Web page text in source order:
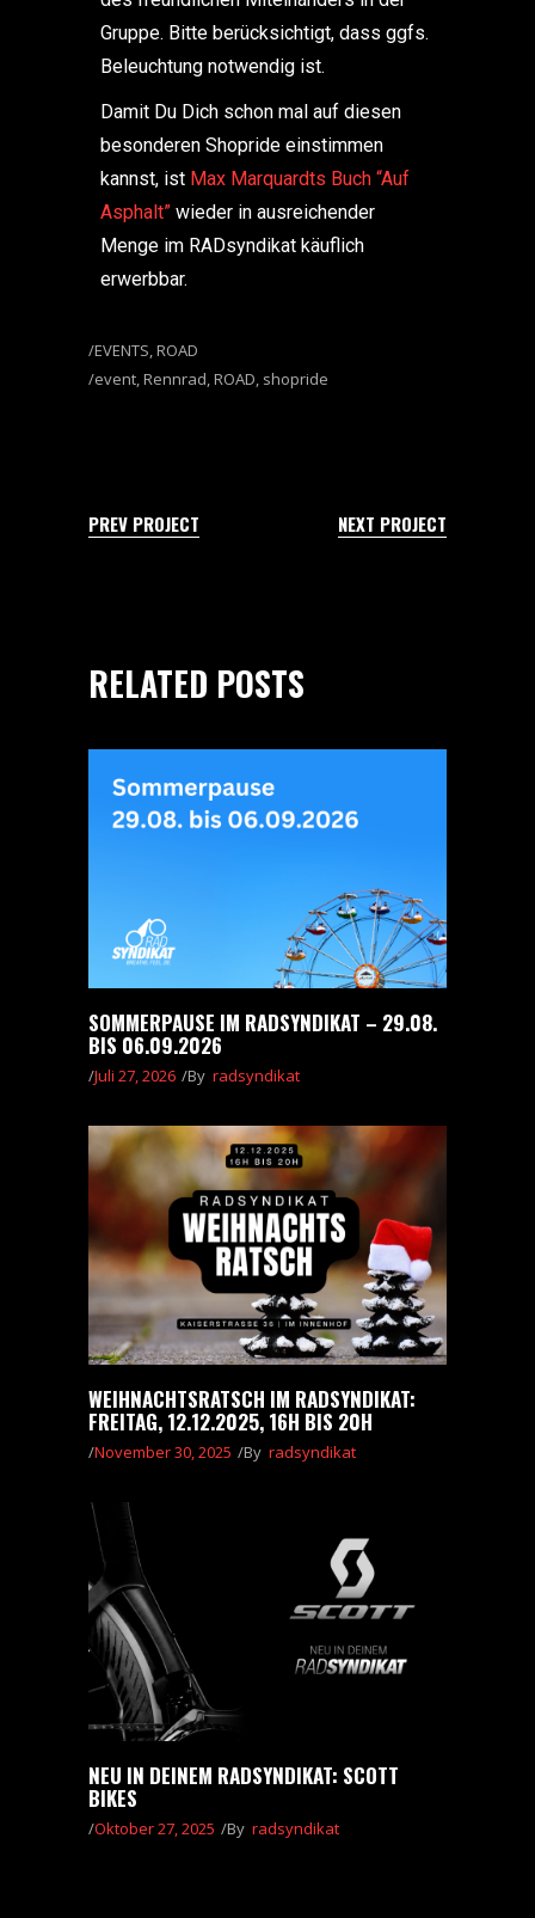
Gruppe. Bitte berücksichtigt, dass ggfs.
Beleuchtung notwendig ist.
Damit Du Dich schon mal auf diesen
besonderen Shopride einstimmen
kannst, ist Max Marquardts Buch “Auf
Asphalt” wieder in ausreichender
Menge im RADsyndikat käuflich
erwerbbar.
EVENTS ROAD
event Rennrad ROAD shopride
PREV PROJECT NEXT PROJECT
RELATED POSTS
SOMMERPAUSE IM RADSYNDIKAT – 29.08.
BIS 06.09.2026
Juli 27, 2026 By radsyndikat
WEIHNACHTSRATSCH IM RADSYNDIKAT:
FREITAG, 12.12.2025, 16H BIS 20H
November 30, 2025 By radsyndikat
NEU IN DEINEM RADSYNDIKAT: SCOTT
BIKES
Oktober 27, 2025 By radsyndikat